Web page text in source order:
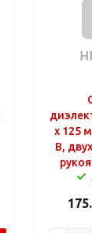
х 125
В,